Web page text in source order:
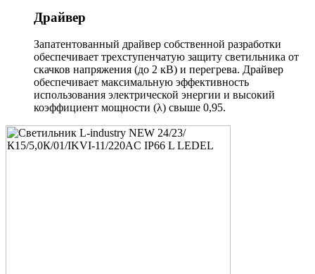
Драйвер
Запатентованный драйвер собственной разработки
обеспечивает трехступенчатую защиту светильника от
скачков напряжения (до 2 кВ) и перегрева. Драйвер
обеспечивает максимальную эффективность
использования электрической энергии и высокий
коэффициент мощности (λ) свыше 0,95.